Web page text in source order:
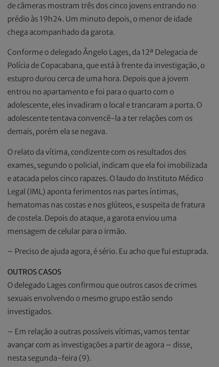
de câmeras mostram três dos cinco jovens entrando no
prédio às 19h24. Um minuto depois, o menor de idade
chega acompanhado da garota.
Conforme o delegado Ângelo Lages, da 12ª Delegacia de
Polícia de Copacabana, que está à frente da investigação, o
estupro durou cerca de uma hora. Depois que a jovem
entrou no apartamento e foi para o quarto com o
adolescente, eles invadiram o local e trancaram a porta. O
adolescente tentava convencê-la a ter relações com os
demais, porém ela se negava.
O relato da vítima, condizente com os resultados dos
exames, segundo o policial, indicam que ela foi imobilizada
e atacada pelos cinco rapazes. O laudo do Instituto Médico
Legal (IML) aponta ferimentos nas partes íntimas,
hematomas nas costas e nos glúteos, e suspeita de fratura
de costela. Depois do ataque, a garota enviou uma
mensagem de celular para o irmão.
– Preciso de ajuda agora, é sério. Eu acho que fui estuprada.
OUTROS CASOS
O delegado Lages confirmou que outros casos de crimes
sexuais envolvendo o mesmo grupo estão sendo
investigados.
– Em relação a outras possíveis vítimas, vamos tentar
avançar com as investigações a partir de agora – disse,
nesta segunda-feira (9).